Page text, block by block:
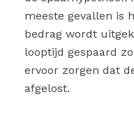
meeste gevallen is
bedrag wordt
looptijd gespaard
ervoor zorgen dat
afgelost.